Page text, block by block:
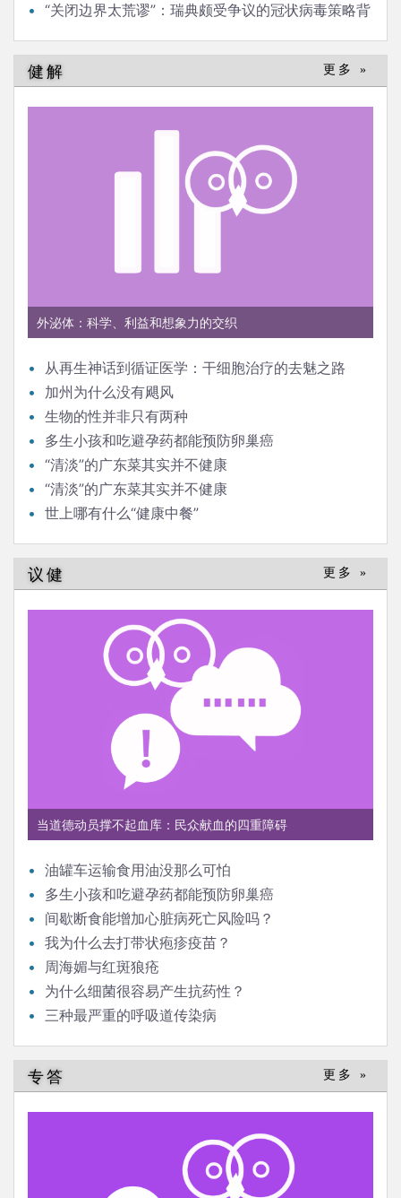
“关闭边界太荒谬”：瑞典颇受争议的冠状病毒策略背
健解 更多 »
外泌体：科学、利益和想象力的交织
从再生神话到循证医学：干细胞治疗的去魅之路
加州为什么没有飓风
生物的性并非只有两种
多生小孩和吃避孕药都能预防卵巢癌
“清淡”的广东菜其实并不健康
“清淡”的广东菜其实并不健康
世上哪有什么“健康中餐”
议健 更多 »
当道德动员撑不起血库：民众献血的四重障碍
油罐车运输食用油没那么可怕
多生小孩和吃避孕药都能预防卵巢癌
间歇断食能增加心脏病死亡风险吗？
我为什么去打带状疱疹疫苗？
周海媚与红斑狼疮
为什么细菌很容易产生抗药性？
三种最严重的呼吸道传染病
专答 更多 »